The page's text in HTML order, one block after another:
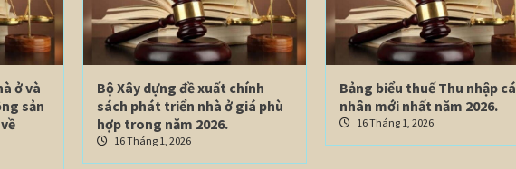
ở và
sản
Bộ Xây dựng đề xuất chính
sách phát triển nhà ở giá phù
hợp trong năm 2026.
16 Tháng 1, 2026
Bảng biểu thuế Thu nhập cá
nhân mới nhất năm 2026.
16 Tháng 1, 2026